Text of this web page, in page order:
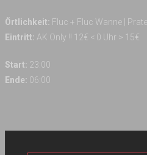
Örtlichkeit: Fluc + Fluc Wanne |
Eintritt: AK Only !! 12€ < 0 Uhr > 15€
Start: 23:00
Ende: 06:00